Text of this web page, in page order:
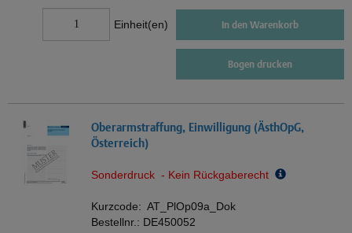
Einheit(en) In den Warenkorb
Bogen drucken
Oberarmstraffung, Einwilligung (ÄsthOpG,
Österreich)
Sonderdruck - Kein Rückgaberecht
Kurzcode: AT_PlOp09a_Dok
Bestellnr.: DE450052